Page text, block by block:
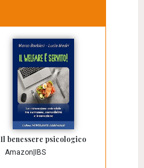
Il benessere psicologico
Amazon IBS